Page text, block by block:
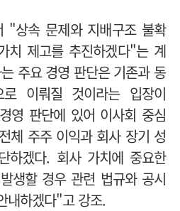
"상속 문제와 지배구조 불확
치 제고를 추진하겠다"는 계
주요 경영 판단은 기존과 동
이뤄질 것이라는 입장이
영 판단에 있어 이사회 중심
체 주주 이익과 회사 장기 성
하겠다. 회사 가치에 중요한
생할 경우 관련 법규와 공시
내하겠다"고 강조.